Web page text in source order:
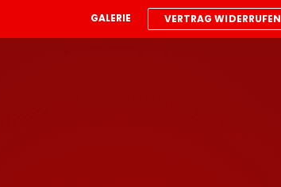
GALERIE VERTRAG WIDERRUFEN